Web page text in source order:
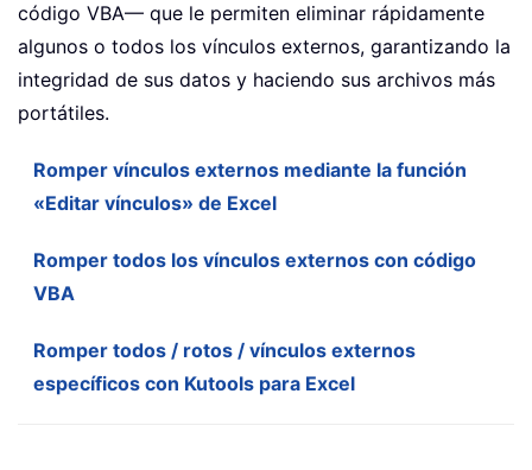
código VBA— que le permiten eliminar rápidamente
algunos o todos los vínculos externos, garantizando la
integridad de sus datos y haciendo sus archivos más
portátiles.
Romper vínculos externos mediante la función
«Editar vínculos» de Excel
Romper todos los vínculos externos con código
VBA
Romper todos / rotos / vínculos externos
específicos con Kutools para Excel